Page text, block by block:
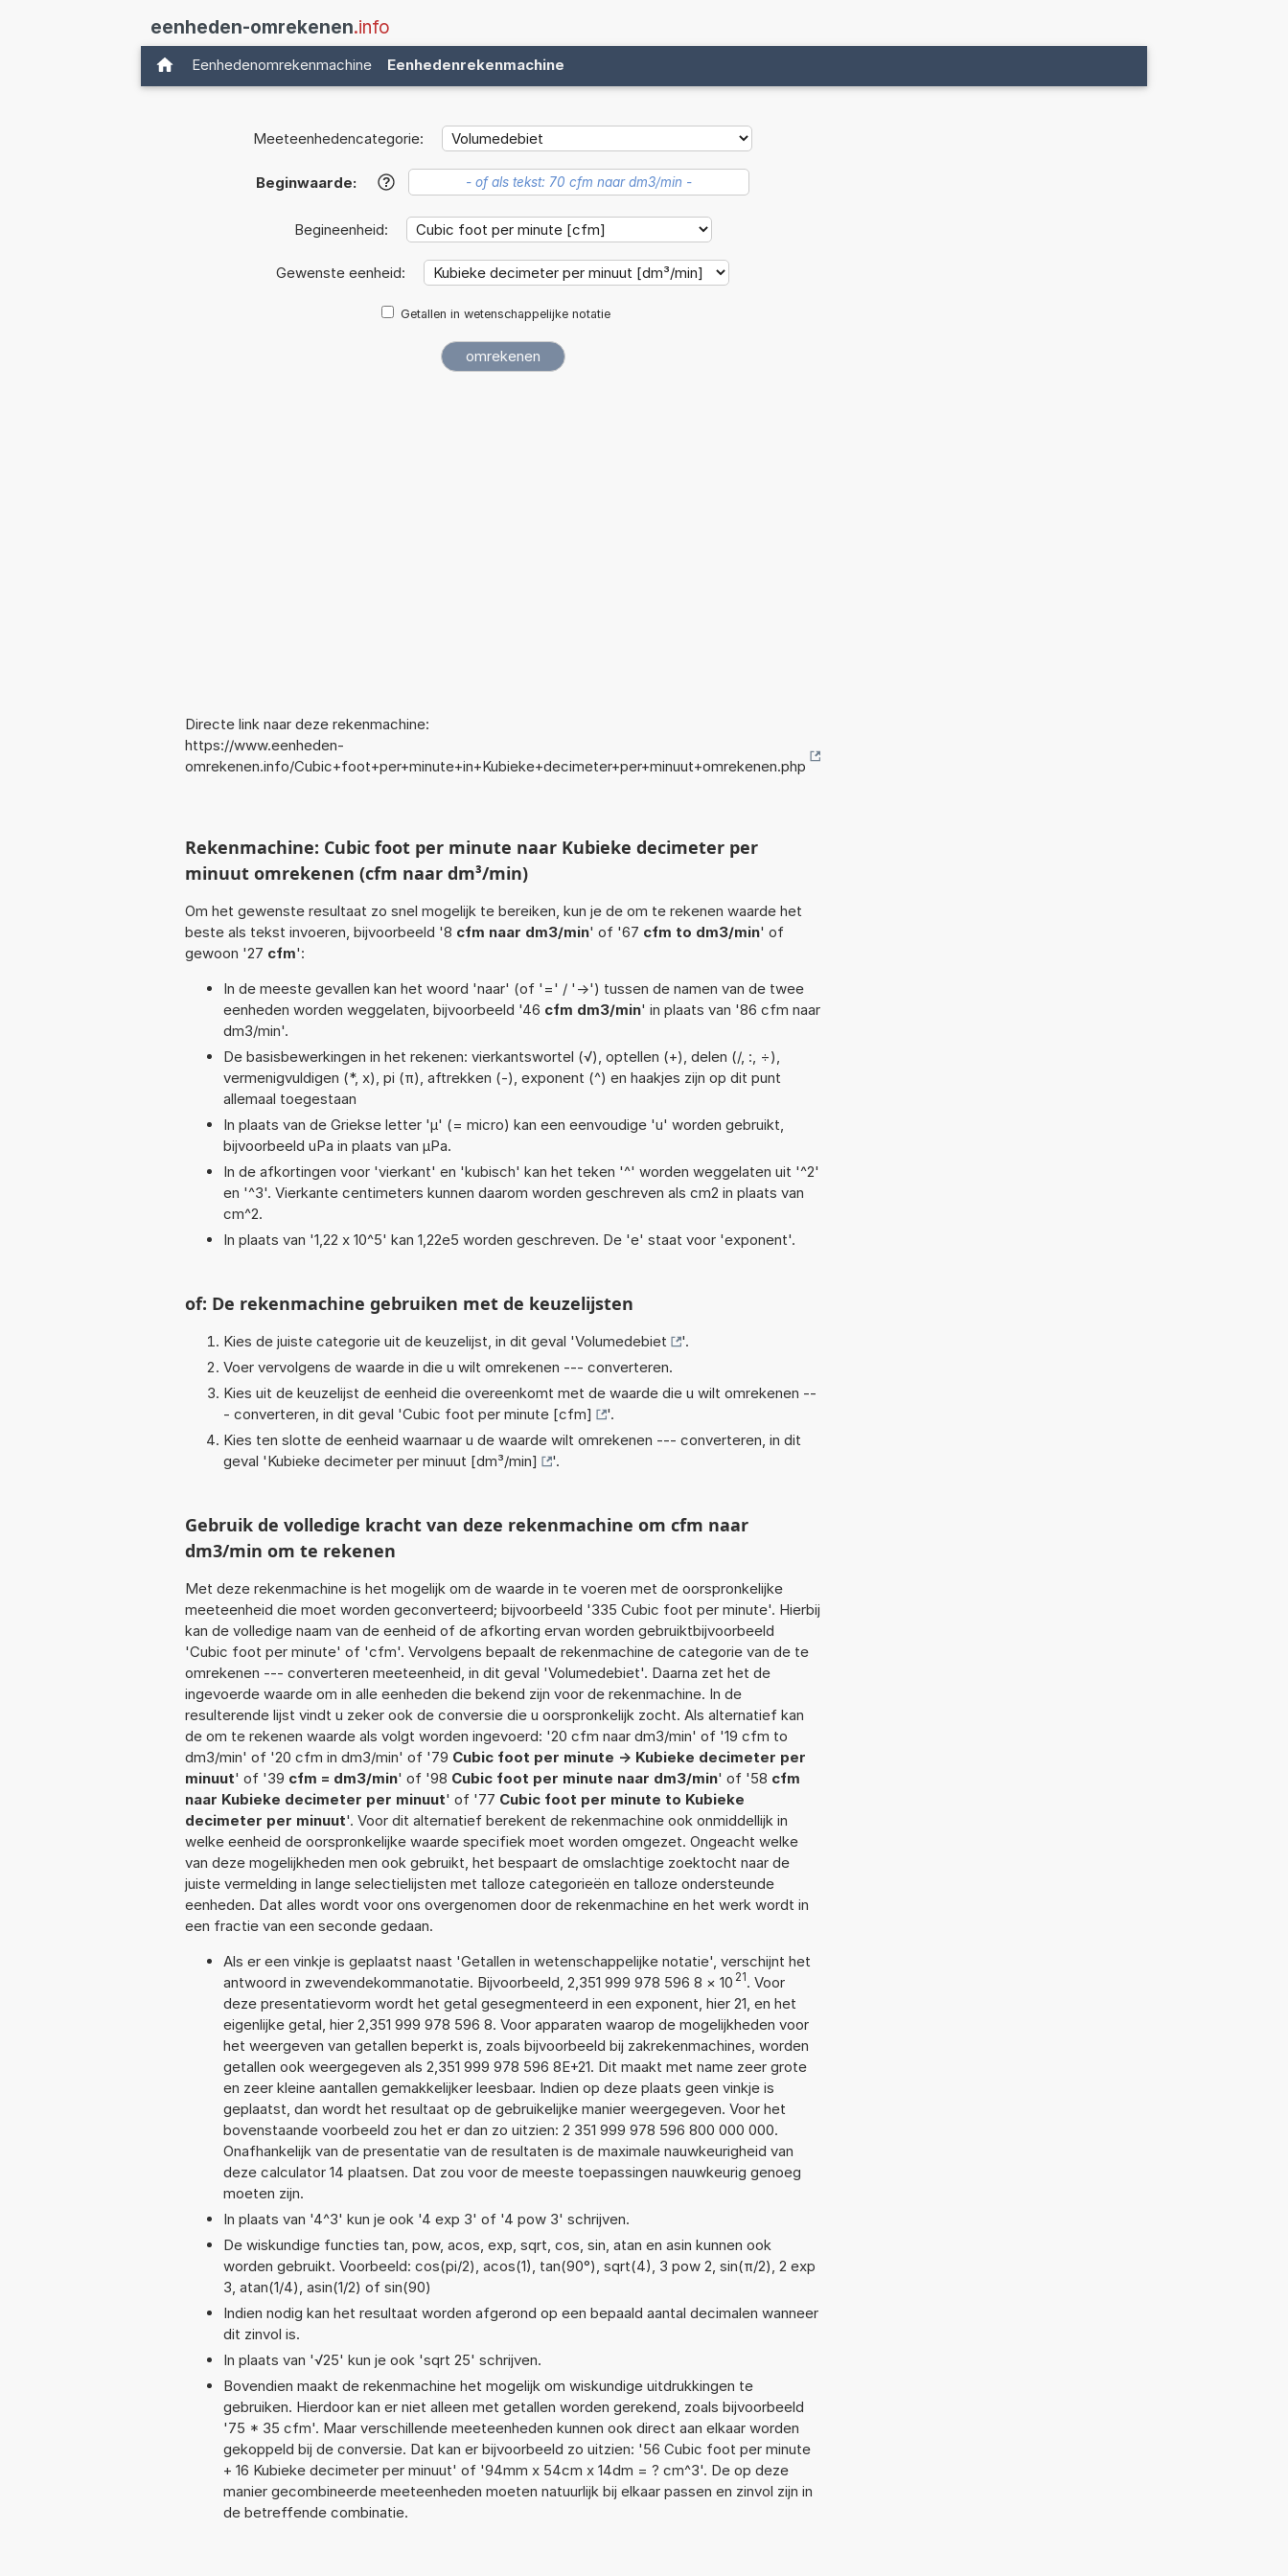
eenheden-omrekenen.info
Eenhedenomrekenmachine Eenhedenrekenmachine
Meeteenhedencategorie:
Beginwaarde: ?
Begineenheid:
Gewenste eenheid:
Getallen in wetenschappelijke notatie
Directe link naar deze rekenmachine:
https://www.eenheden-
omrekenen.info/Cubic+foot+per+minute+in+Kubieke+decimeter+per+minuut+omrekenen.php
Rekenmachine: Cubic foot per minute naar Kubieke decimeter per
minuut omrekenen (cfm naar dm³/min)
Om het gewenste resultaat zo snel mogelijk te bereiken, kun je de om te rekenen waarde het
beste als tekst invoeren, bijvoorbeeld '8 cfm naar dm3/min' of '67 cfm to dm3/min' of
gewoon '27 cfm':
In de meeste gevallen kan het woord 'naar' (of '=' / '->') tussen de namen van de twee
eenheden worden weggelaten, bijvoorbeeld '46 cfm dm3/min' in plaats van '86 cfm naar
dm3/min'.
De basisbewerkingen in het rekenen: vierkantswortel (√), optellen (+), delen (/, :, ÷),
vermenigvuldigen (*, x), pi (π), aftrekken (-), exponent (^) en haakjes zijn op dit punt
allemaal toegestaan
In plaats van de Griekse letter 'µ' (= micro) kan een eenvoudige 'u' worden gebruikt,
bijvoorbeeld uPa in plaats van µPa.
In de afkortingen voor 'vierkant' en 'kubisch' kan het teken '^' worden weggelaten uit '^2'
en '^3'. Vierkante centimeters kunnen daarom worden geschreven als cm2 in plaats van
cm^2.
In plaats van '1,22 x 10^5' kan 1,22e5 worden geschreven. De 'e' staat voor 'exponent'.
of: De rekenmachine gebruiken met de keuzelijsten
Kies de juiste categorie uit de keuzelijst, in dit geval 'Volumedebiet
'.
Voer vervolgens de waarde in die u wilt omrekenen --- converteren.
Kies uit de keuzelijst de eenheid die overeenkomt met de waarde die u wilt omrekenen --
- converteren, in dit geval 'Cubic foot per minute [cfm]
'.
Kies ten slotte de eenheid waarnaar u de waarde wilt omrekenen --- converteren, in dit
geval 'Kubieke decimeter per minuut [dm³/min] '.
Gebruik de volledige kracht van deze rekenmachine om cfm naar
dm3/min om te rekenen
Met deze rekenmachine is het mogelijk om de waarde in te voeren met de oorspronkelijke
meeteenheid die moet worden geconverteerd; bijvoorbeeld '335 Cubic foot per minute'. Hierbij
kan de volledige naam van de eenheid of de afkorting ervan worden gebruiktbijvoorbeeld
'Cubic foot per minute' of 'cfm'. Vervolgens bepaalt de rekenmachine de categorie van de te
omrekenen --- converteren meeteenheid, in dit geval 'Volumedebiet'. Daarna zet het de
ingevoerde waarde om in alle eenheden die bekend zijn voor de rekenmachine. In de
resulterende lijst vindt u zeker ook de conversie die u oorspronkelijk zocht. Als alternatief kan
de om te rekenen waarde als volgt worden ingevoerd: '20 cfm naar dm3/min' of '19 cfm to
dm3/min' of '20 cfm in dm3/min' of '79 Cubic foot per minute -> Kubieke decimeter per
minuut' of '39 cfm = dm3/min' of '98 Cubic foot per minute naar dm3/min' of '58 cfm
naar Kubieke decimeter per minuut' of '77 Cubic foot per minute to Kubieke
decimeter per minuut'. Voor dit alternatief berekent de rekenmachine ook onmiddellijk in
welke eenheid de oorspronkelijke waarde specifiek moet worden omgezet. Ongeacht welke
van deze mogelijkheden men ook gebruikt, het bespaart de omslachtige zoektocht naar de
juiste vermelding in lange selectielijsten met talloze categorieën en talloze ondersteunde
eenheden. Dat alles wordt voor ons overgenomen door de rekenmachine en het werk wordt in
een fractie van een seconde gedaan.
Als er een vinkje is geplaatst naast 'Getallen in wetenschappelijke notatie', verschijnt het
antwoord in zwevendekommanotatie. Bijvoorbeeld, 2,351 999 978 596 8 × 10 21. Voor
deze presentatievorm wordt het getal gesegmenteerd in een exponent, hier 21, en het
eigenlijke getal, hier 2,351 999 978 596 8. Voor apparaten waarop de mogelijkheden voor
het weergeven van getallen beperkt is, zoals bijvoorbeeld bij zakrekenmachines, worden
getallen ook weergegeven als 2,351 999 978 596 8E+21. Dit maakt met name zeer grote
en zeer kleine aantallen gemakkelijker leesbaar. Indien op deze plaats geen vinkje is
geplaatst, dan wordt het resultaat op de gebruikelijke manier weergegeven. Voor het
bovenstaande voorbeeld zou het er dan zo uitzien: 2 351 999 978 596 800 000 000.
Onafhankelijk van de presentatie van de resultaten is de maximale nauwkeurigheid van
deze calculator 14 plaatsen. Dat zou voor de meeste toepassingen nauwkeurig genoeg
moeten zijn.
In plaats van '4^3' kun je ook '4 exp 3' of '4 pow 3' schrijven.
De wiskundige functies tan, pow, acos, exp, sqrt, cos, sin, atan en asin kunnen ook
worden gebruikt. Voorbeeld: cos(pi/2), acos(1), tan(90°), sqrt(4), 3 pow 2, sin(π/2), 2 exp
3, atan(1/4), asin(1/2) of sin(90)
Indien nodig kan het resultaat worden afgerond op een bepaald aantal decimalen wanneer
dit zinvol is.
In plaats van '√25' kun je ook 'sqrt 25' schrijven.
Bovendien maakt de rekenmachine het mogelijk om wiskundige uitdrukkingen te
gebruiken. Hierdoor kan er niet alleen met getallen worden gerekend, zoals bijvoorbeeld
'75 * 35 cfm'. Maar verschillende meeteenheden kunnen ook direct aan elkaar worden
gekoppeld bij de conversie. Dat kan er bijvoorbeeld zo uitzien: '56 Cubic foot per minute
+ 16 Kubieke decimeter per minuut' of '94mm x 54cm x 14dm = ? cm^3'. De op deze
manier gecombineerde meeteenheden moeten natuurlijk bij elkaar passen en zinvol zijn in
de betreffende combinatie.